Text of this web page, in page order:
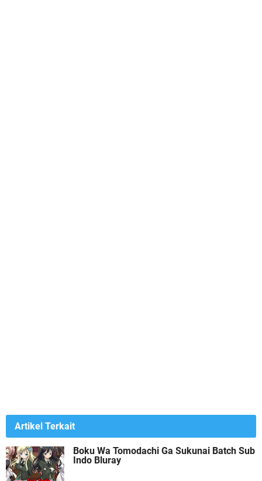
Artikel Terkait
Boku Wa Tomodachi Ga Sukunai Batch Sub
Indo Bluray